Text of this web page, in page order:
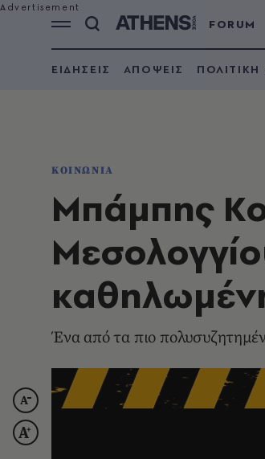
FORUM
ΕΙΔΗΣΕΙΣ ΑΠΟΨΕΙΣ
ΚΟΙΝΩΝΙΑ
Μπάμπης
Ένα από τα πιο